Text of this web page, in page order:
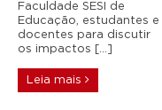
Faculdade SESI de
Educação, estudantes e
docentes para discutir
os impactos […]
Leia mais